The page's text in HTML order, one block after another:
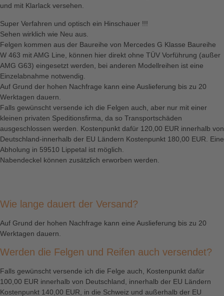
und mit Klarlack versehen.
Super Verfahren und optisch ein Hinschauer !!!
Sehen wirklich wie Neu aus.
Felgen kommen aus der Baureihe von Mercedes G Klasse Baureihe
W 463 mit AMG Line, können hier direkt ohne TÜV Vorführung (außer
AMG G63) eingesetzt werden, bei anderen Modellreihen ist eine
Einzelabnahme notwendig.
Auf Grund der hohen Nachfrage kann eine Auslieferung bis zu 20
Werktagen dauern.
Falls gewünscht versende ich die Felgen auch, aber nur mit einer
kleinen privaten Speditionsfirma, da so Transportschäden
ausgeschlossen werden. Kostenpunkt dafür 120,00 EUR innerhalb von
Deutschland-innerhalb der EU Ländern Kostenpunkt 180,00 EUR. Eine
Abholung in 59510 Lippetal ist möglich.
Nabendeckel können zusätzlich erworben werden.
Wie lange dauert der Versand?
Auf Grund der hohen Nachfrage kann eine Auslieferung bis zu 20
Werktagen dauern.
Werden die Felgen und Reifen auch versendet?
Falls gewünscht versende ich die Felge auch, Kostenpunkt dafür
100,00 EUR innerhalb von Deutschland, innerhalb der EU Ländern
Kostenpunkt 140,00 EUR, in die Schweiz und außerhalb der EU